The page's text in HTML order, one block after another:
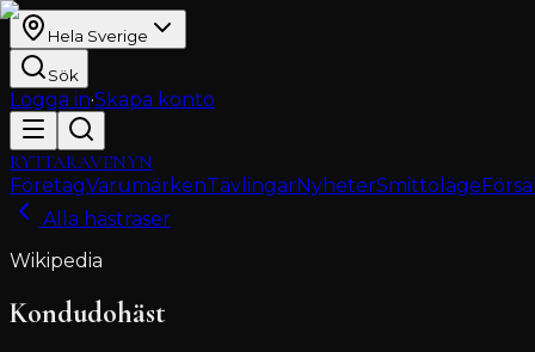
Hela Sverige
Sök
Logga in·Skapa konto
RYTTARAVENYN
FöretagVarumärkenTävlingarNyheterSmittoläge
Alla hästraser
Wikipedia
Kondudohäst